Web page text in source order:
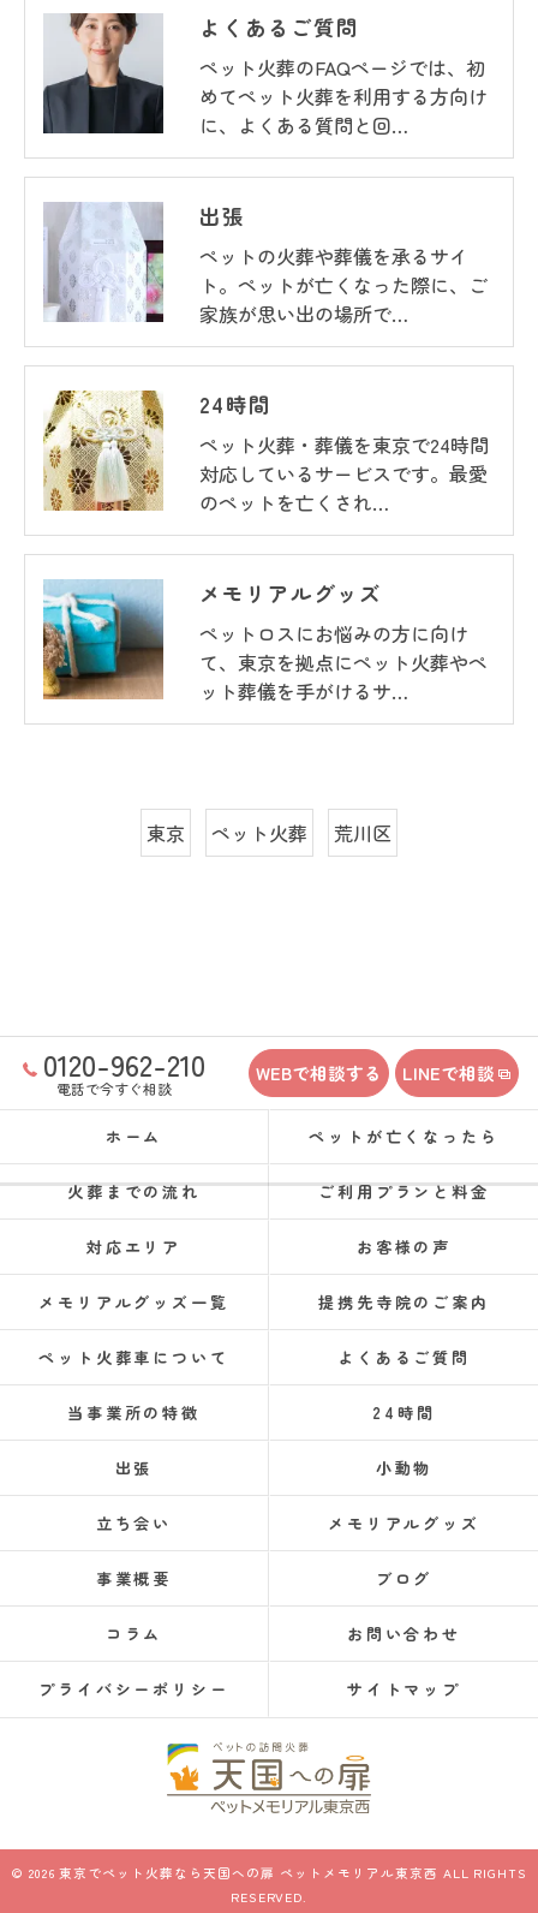
よくあるご質問
ペット火葬のFAQページでは、初
めてペット火葬を利用する方向け
に、よくある質問と回…
出張
ペットの火葬や葬儀を承るサイ
ト。ペットが亡くなった際に、ご
家族が思い出の場所で…
24時間
ペット火葬・葬儀を東京で24時間
対応しているサービスです。最愛
のペットを亡くされ…
メモリアルグッズ
ペットロスにお悩みの方に向け
て、東京を拠点にペット火葬やペ
ット葬儀を手がけるサ…
東京 ペット火葬 荒川区
0120-962-210
電話で今すぐ相談
WEBで相談する LINEで相談
ホーム ペットが亡くなったら
火葬までの流れ ご利用プランと料金
対応エリア お客様の声
メモリアルグッズ一覧 提携先寺院のご案内
ペット火葬車について よくあるご質問
当事業所の特徴 24時間
出張 小動物
立ち会い メモリアルグッズ
事業概要 ブログ
コラム お問い合わせ
プライバシーポリシー サイトマップ
© 2026 東京でペット火葬なら天国への扉 ペットメモリアル東京西 ALL RIGHTS
RESERVED.